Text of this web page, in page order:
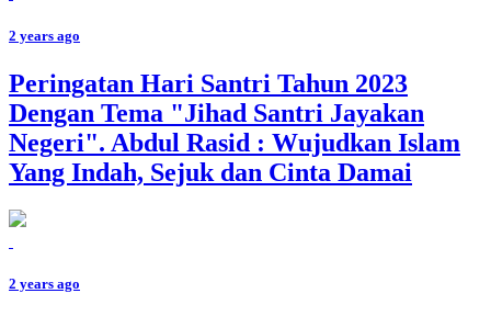
2 years ago
Peringatan Hari Santri Tahun 2023
Dengan Tema "Jihad Santri Jayakan
Negeri". Abdul Rasid : Wujudkan Islam
Yang Indah, Sejuk dan Cinta Damai
2 years ago